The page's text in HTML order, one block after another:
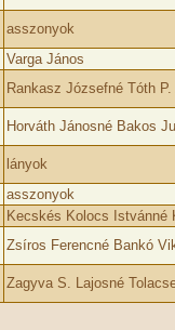
asszonyok
Varga János
Rankasz Józsefné Tóth P.
Horváth Jánosné Bakos
lányok
asszonyok
Kecskés Kolocs Istvánné
Zsíros Ferencné Bankó
Zagyva S. Lajosné